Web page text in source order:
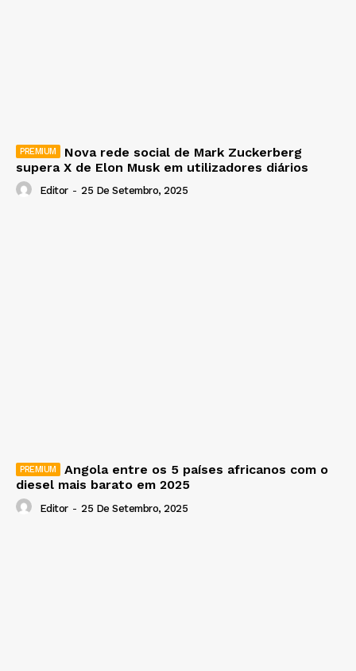
Nova rede social de Mark Zuckerberg
supera X de Elon Musk em utilizadores diários
Editor - 25 De Setembro, 2025
Angola entre os 5 países africanos com o
diesel mais barato em 2025
Editor - 25 De Setembro, 2025